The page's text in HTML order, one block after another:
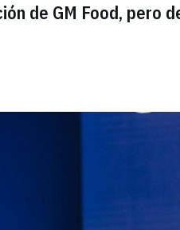
de GM Food, pero